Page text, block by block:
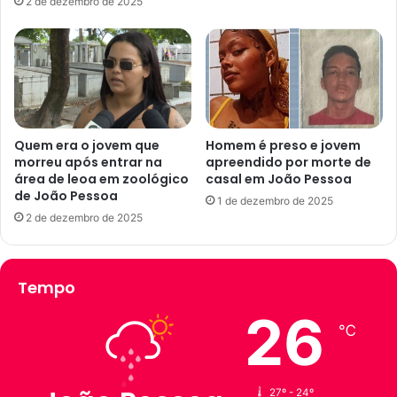
d
e
r
e
s
t
a
u
r
a
n
t
J
d
e
c
h
u
v
a
s
p
a
r
Quem era o jovem que
morreu após entrar na
área de leoa em zoológico
de João Pessoa
2 de dezembro de 2025
Homem é preso e jovem
apreendido por morte de
casal em João Pessoa
1 de dezembro de 2025
Tempo
26 ℃
27º - 24º